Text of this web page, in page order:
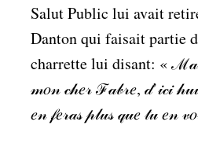
Salut Public lui avait
Danton qui faisait partie
charrette lui disant: «
𝓂𝑜𝓃 𝒸𝒽𝑒𝓇 ℱ𝒶𝒷𝓇𝑒, 𝒹’𝒾𝒸𝒾
𝑒𝓃 𝒻𝑒𝓇𝒶𝓈 𝓅𝓁𝓊𝓈 𝓆𝓊𝑒 𝓉𝓊 𝑒𝓃